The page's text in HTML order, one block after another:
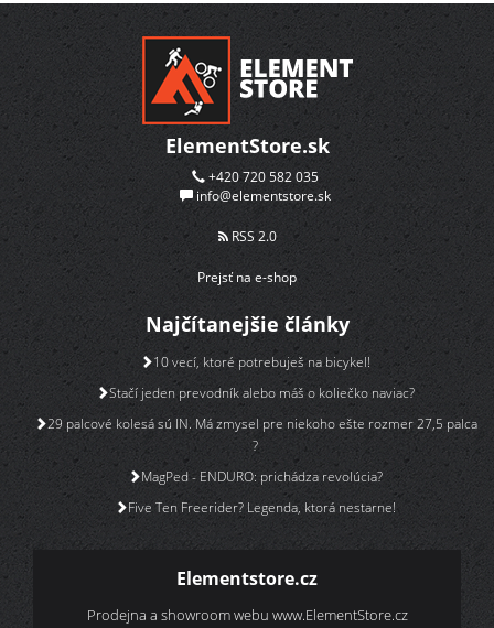
ElementStore.sk
+420 720 582 035
info@elementstore.sk
RSS 2.0
Prejsť na e-shop
Najčítanejšie články
10 vecí, ktoré potrebuješ na bicykel!
Stačí jeden prevodník alebo máš o koliečko naviac?
29 palcové kolesá sú IN. Má zmysel pre niekoho ešte rozmer 27,5 palca
?
MagPed - ENDURO: prichádza revolúcia?
Five Ten Freerider? Legenda, ktorá nestarne!
Elementstore.cz
Prodejna a showroom webu www.ElementStore.cz